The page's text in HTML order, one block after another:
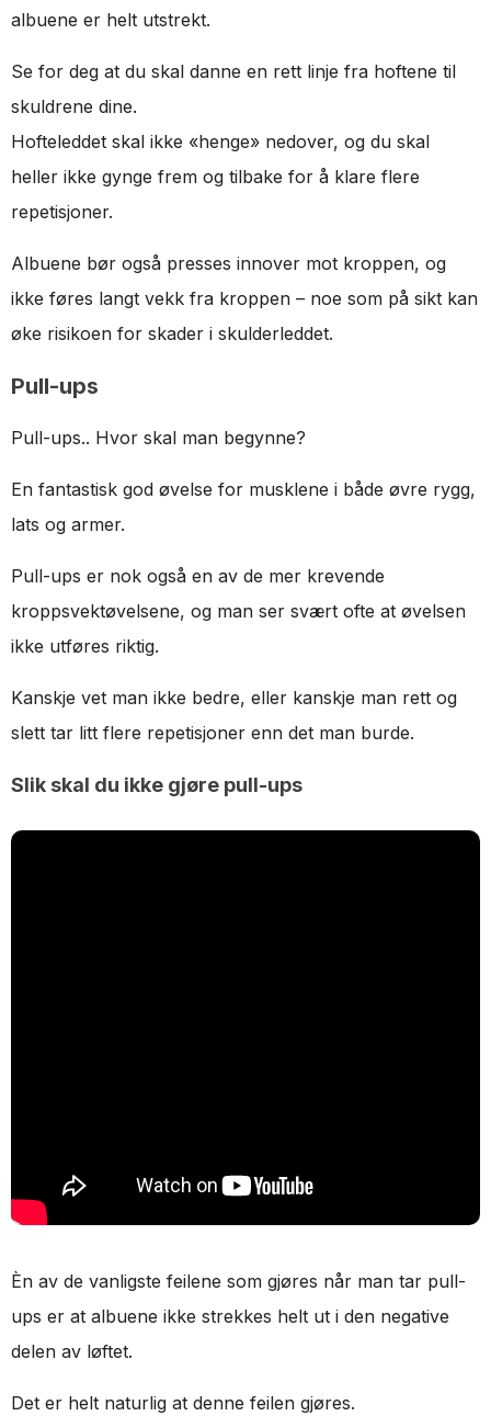
albuene er helt utstrekt.
Se for deg at du skal danne en rett linje fra hoftene til
skuldrene dine.
Hofteleddet skal ikke «henge» nedover, og du skal
heller ikke gynge frem og tilbake for å klare flere
repetisjoner.
Albuene bør også presses innover mot kroppen, og
ikke føres langt vekk fra kroppen – noe som på sikt kan
øke risikoen for skader i skulderleddet.
Pull-ups
Pull-ups.. Hvor skal man begynne?
En fantastisk god øvelse for musklene i både øvre rygg,
lats og armer.
Pull-ups er nok også en av de mer krevende
kroppsvektøvelsene, og man ser svært ofte at øvelsen
ikke utføres riktig.
Kanskje vet man ikke bedre, eller kanskje man rett og
slett tar litt flere repetisjoner enn det man burde.
Slik skal du ikke gjøre pull-ups
Èn av de vanligste feilene som gjøres når man tar pull-
ups er at albuene ikke strekkes helt ut i den negative
delen av løftet.
Det er helt naturlig at denne feilen gjøres.